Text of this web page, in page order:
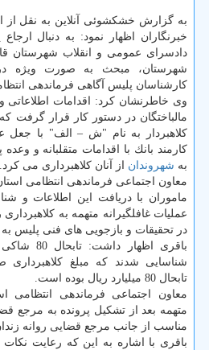
به گزارش خشكشوئی آنلاین به نقل از
خبرنگاران اظهار نمود: به دنبال
دادسرای عمومی و انقلاب شهرستان
شهرستان، مبحث به صورت ویژه در
كارشناسان پلیس آگاهی فرماندهی
وی خاطرنشان كرد: اقدامات اطلاعاتی
مالباختگان در دستور كار قرار
كلاهبردار به نام "ش – الف" با جعل
كارمند بانك با اقدامات متقلبانه و
به شهروندان از آنان كلاهبرداری می كرد.
معاون اجتماعی فرماندهی انتظامی
ماموران با دریافت این اطلاعات و
عملیات غافلگیرانه متهمه به
در تحقیقات و بازجویی های فنی پلیس به
باقری
شناسایی شدند كه مبلغ كلاهبرداری
تابحال 80 میلیارد ریال بوده است.
معاون اجتماعی فرماندهی انتظامی
متهمه بعد از تشكیل پرونده به مرجع
مناسب از جانب مرجع قضایی روانه
باقری با اشاره به این كه رعایت